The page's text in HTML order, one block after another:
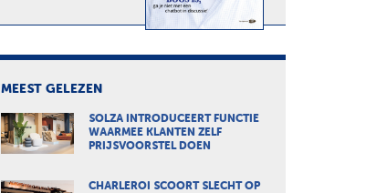
MEEST GELEZEN
SOLZA INTRODUCEERT FUNCTIE
WAARMEE KLANTEN ZELF
PRIJSVOORSTEL DOEN
CHARLEROI SCOORT SLECHT OP